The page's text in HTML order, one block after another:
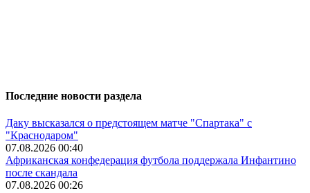
Последние новости раздела
Даку высказался о предстоящем матче "Спартака" с
"Краснодаром"
07.08.2026 00:40
Африканская конфедерация футбола поддержала Инфантино
после скандала
07.08.2026 00:26